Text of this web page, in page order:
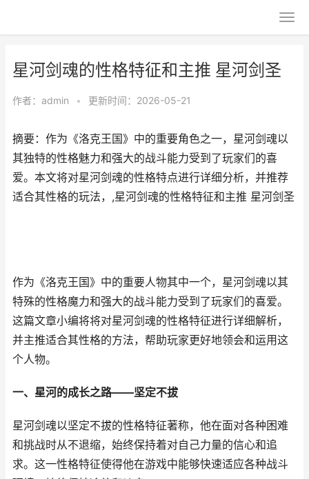
星河剑魂的性格特征和主推 星河剑圣
作者： admin • 更新时间：2026-05-21
摘要：作为《洛克王国》中的重要角色之一，星河剑魂以
其独特的性格魅力和强大的战斗能力受到了玩家们的喜
爱。本文将对星河剑魂的性格特点进行详细分析，并推荐
适合其性格的玩法，,星河剑魂的性格特征和主推 星河剑圣
作为《洛克王国》中的重要人物其中一个，星河剑魂以其
特殊的性格魔力和强大的战斗能力受到了玩家们的喜爱。
这篇文章小编将将对星河剑魂的性格特征进行详细解析，
并主推适合其性格的方法，帮助玩家更好地领会和运用这
个人物。
一、星河的成长之路——坚定不拔
星河剑魂以坚定不拔的性格特征著称，他在面对各种困难
和挑战时从不退缩，始终保持着对自己力量的信心和追
求。这一性格特征使得他在游戏中能够快速适应各种战斗